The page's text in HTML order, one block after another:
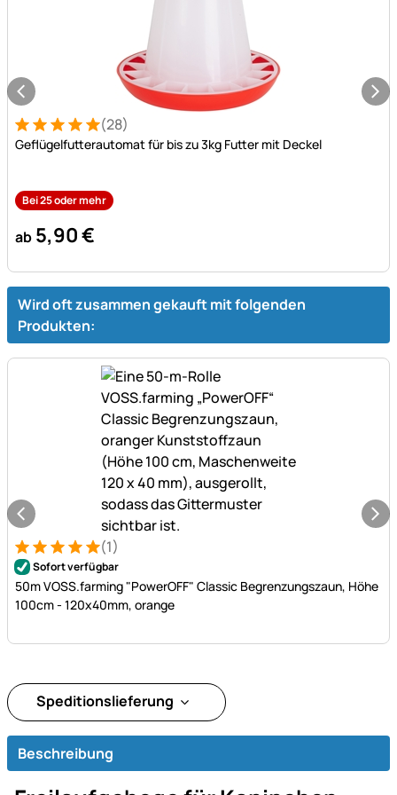
Bewertung: 5 von 5 (28 Bewertungen)
28 Bewertungen
(28)
Geflügelfutterautomat für bis zu 3kg Futter mit Deckel
Bei 25 oder mehr
ab 5,90€
Wird oft zusammen gekauft mit folgenden
Produkten:
Bewertung: 5 von 5 (1 Bewertungen)
1 Bewertung (1)
Sofort verfügbar
50m VOSS.farming "PowerOFF" Classic Begrenzungszaun, Höhe
100cm - 120x40mm, orange
Speditionslieferung
Beschreibung